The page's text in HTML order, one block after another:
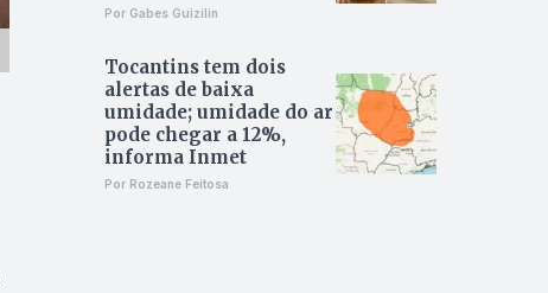
Por Gabes Guizilin
Tocantins tem dois
alertas de baixa
umidade; umidade do ar
pode chegar a 12%,
informa Inmet
Por Rozeane Feitosa